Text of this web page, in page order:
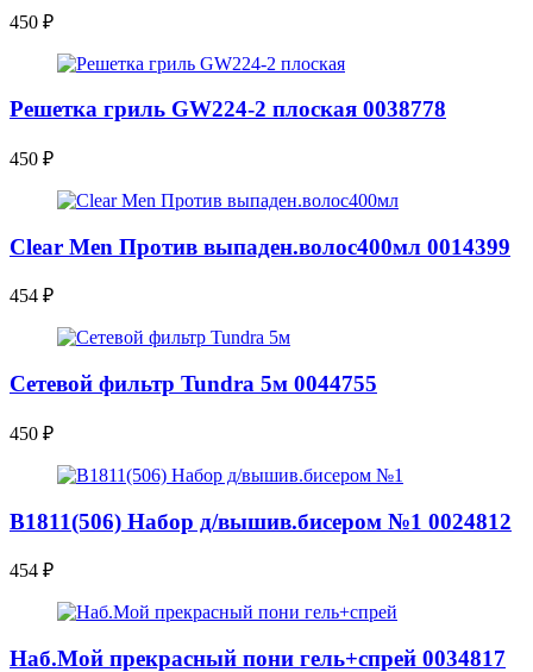
450 ₽
Решетка гриль GW224-2 плоская 0038778
450 ₽
Clear Men Против выпаден.волос400мл 0014399
454 ₽
Сетевой фильтр Tundra 5м 0044755
450 ₽
В1811(506) Набор д/вышив.бисером №1 0024812
454 ₽
Наб.Мой прекрасный пони гель+спрей 0034817